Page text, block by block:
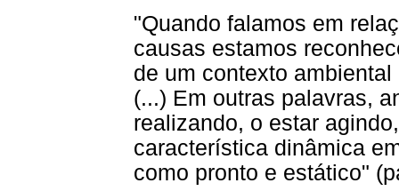
"Quando falamos em
causas estamos
de um contexto
(...) Em outras palavras,
realizando, o estar
característica dinâmica
como pronto e estático"